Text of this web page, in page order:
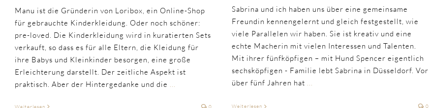
Manu ist die Gründerin von Loribox, ein Online-Shop
für gebrauchte Kinderkleidung. Oder noch schöner:
pre-loved. Die Kinderkleidung wird in kuratierten Sets
verkauft, so dass es für alle Eltern, die Kleidung für
ihre Babys und Kleinkinder besorgen, eine große
Erleichterung darstellt. Der zeitliche Aspekt ist
praktisch. Aber der Hintergedanke und die
Weiterlesen 0
Sabrina und ich haben uns über eine gemeinsame
Freundin kennengelernt und gleich festgestellt, wie
viele Parallelen wir haben. Sie ist kreativ und eine
echte Macherin mit vielen Interessen und Talenten.
Mit ihrer fünfköpfigen – mit Hund Spencer eigentlich
sechsköpfigen - Familie lebt Sabrina in Düsseldorf. Vor
über fünf Jahren hat ...
Weiterlesen 0